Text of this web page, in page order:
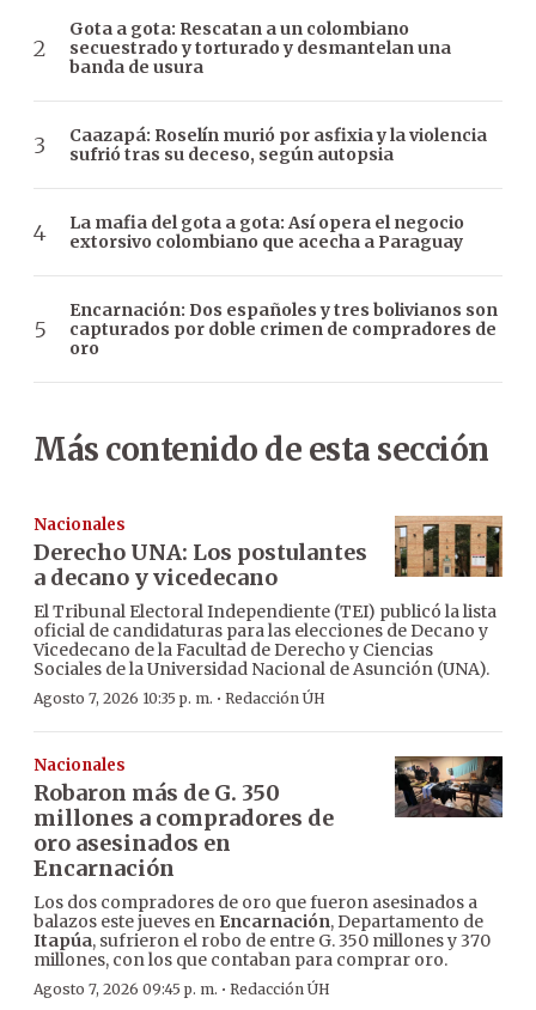
Gota a gota: Rescatan a un colombiano
secuestrado y torturado y desmantelan una
banda de usura
Caazapá: Roselín murió por asfixia y la violencia
sufrió tras su deceso, según autopsia
La mafia del gota a gota: Así opera el negocio
extorsivo colombiano que acecha a Paraguay
Encarnación: Dos españoles y tres bolivianos son
capturados por doble crimen de compradores de
oro
Más contenido de esta sección
Nacionales
Derecho UNA: Los postulantes
a decano y vicedecano
El Tribunal Electoral Independiente (TEI) publicó la lista
oficial de candidaturas para las elecciones de Decano y
Vicedecano de la Facultad de Derecho y Ciencias
Sociales de la Universidad Nacional de Asunción (UNA).
Agosto 7, 2026 10:35 p. m. · Redacción ÚH
Nacionales
Robaron más de G. 350
millones a compradores de
oro asesinados en
Encarnación
Los dos compradores de oro que fueron asesinados a
balazos este jueves en Encarnación, Departamento de
Itapúa, sufrieron el robo de entre G. 350 millones y 370
millones, con los que contaban para comprar oro.
Agosto 7, 2026 09:45 p. m. · Redacción ÚH